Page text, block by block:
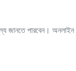
জানতে পারবেন। অনলাইন